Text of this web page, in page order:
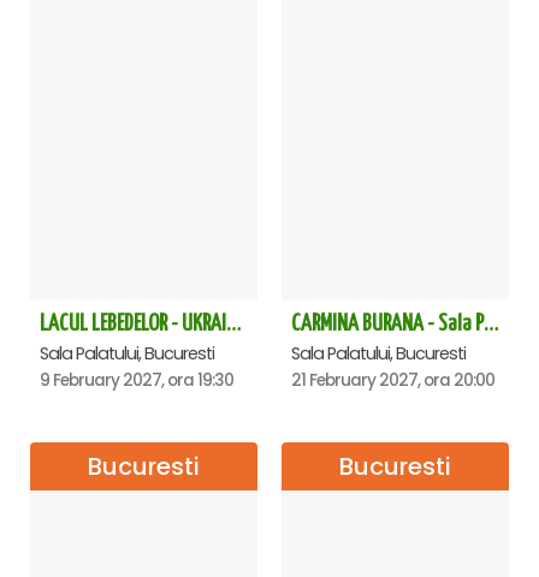
LACUL LEBEDELOR - UKRAINIAN CLASSICAL BALLET - Bucuresti
Sala Palatului, Bucuresti
9 February 2027, ora 19:30
CARMINA BURANA - Sala Palatului
Sala Palatului, Bucuresti
21 February 2027, ora 20:00
Bucuresti Bucuresti